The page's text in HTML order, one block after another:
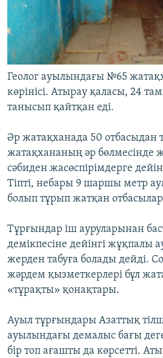
Геолог ауылындағы №65
көрінісі. Атырау қаласы, 24
танысып қайтқан еді.
Әр жатақханада 50 отбасыдан
жатақхананың әр бөлмесінде
сәбиден жасөспірімдерге
Тіпті, небары 9 шаршы метр
болып тұрып жатқан
Тұрғындар іш ауруларынан
демікпесіне дейінгі жұқпалы
жерден табуға болады дейді.
жәрдем қызметкерлері бұл
«тұрақты» қонақтары.
Ауыл тұрғындары Азаттық
ауылындағы демалыс бағы
бір топ ағашты да көрсетті.